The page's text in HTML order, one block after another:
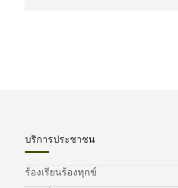
บริการประชาชน
ร้องเรียนร้องทุกข์